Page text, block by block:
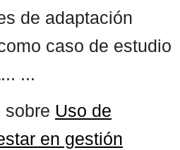
de adaptación
caso de estudio
...
sobre Uso de
en gestión